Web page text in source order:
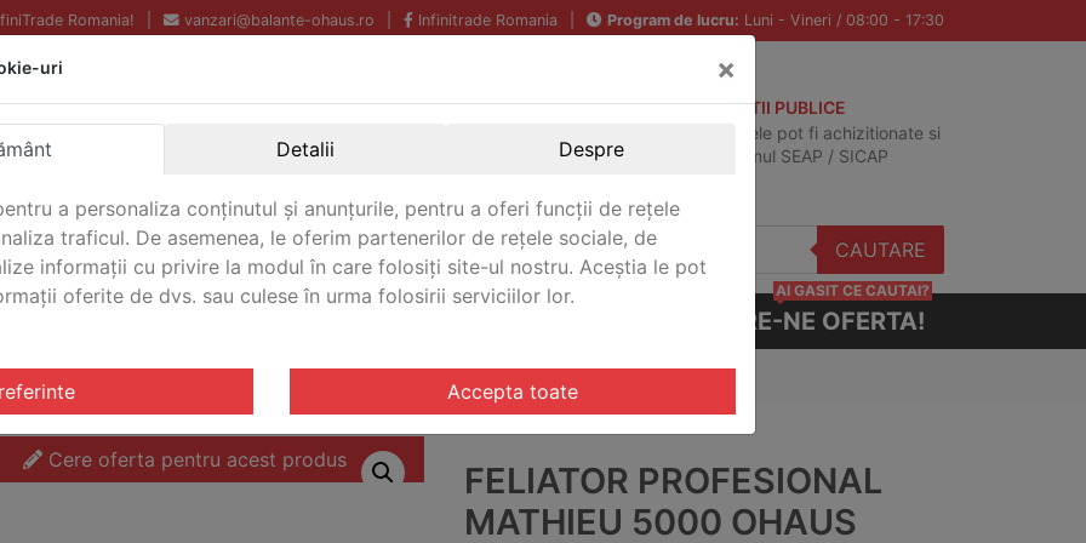
Romania! vanzari@balante-ohaus.ro Infinitrade Romania Program de lucru: Luni - Vineri / 08:00 - 17:30
Echipamente profesionale
pentru laborator.
Garantie Internationala.
ACHIZITII PUBLICE
Produsele pot fi achizitionate si
in sistemul SEAP / SICAP
CAUTARE
CERE-NE OFERTA!
AI GASIT CE CAUTAI?
5000/ Feliator profesional Mathieu 5000 Ohaus M50C350B2
Cere oferta pentru acest produs
FELIATOR PROFESIONAL
MATHIEU 5000 OHAUS
uri ×
Detalii Despre
a personaliza conținutul și anunțurile, pentru a oferi funcții de rețele
traficul. De asemenea, le oferim partenerilor de rețele sociale, de
informații cu privire la modul în care folosiți site-ul nostru. Aceștia le pot
oferite de dvs. sau culese în urma folosirii serviciilor lor.
Accepta toate